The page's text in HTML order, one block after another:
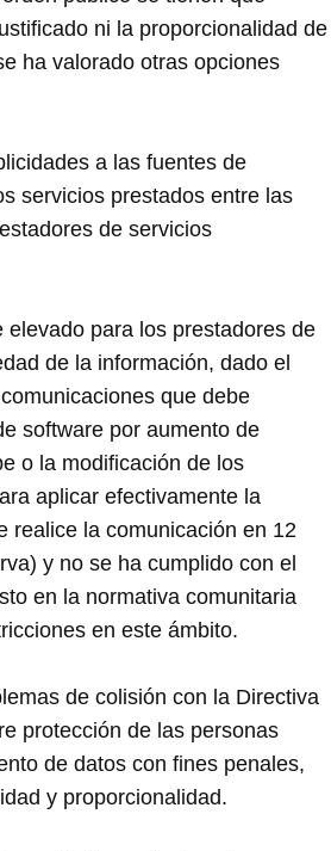
ni la proporcionalidad de
ha valorado otras opciones
a las fuentes de
servicios prestados entre las
de servicios
elevado para los prestadores de
de la información, dado el
que debe
software por aumento de
o la modificación de los
aplicar efectivamente la
realice la comunicación en 12
y no se ha cumplido con el
en la normativa comunitaria
en este ámbito.
de colisión con la Directiva
protección de las personas
de datos con fines penales,
y proporcionalidad.